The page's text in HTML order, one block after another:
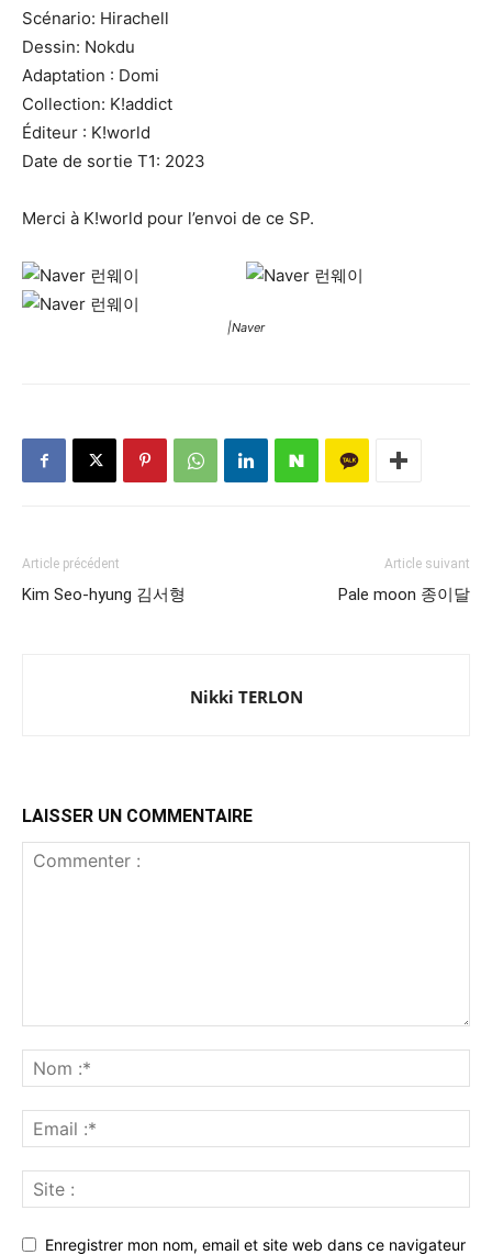
Scénario: Hirachell
Dessin: Nokdu
Adaptation : Domi
Collection: K!addict
Éditeur : K!world
Date de sortie T1: 2023
Merci à K!world pour l’envoi de ce SP.
|Naver
Article précédent
Kim Seo-hyung 김서형
Article suivant
Pale moon 종이달
Nikki TERLON
LAISSER UN COMMENTAIRE
Enregistrer mon nom, email et site web dans ce navigateur